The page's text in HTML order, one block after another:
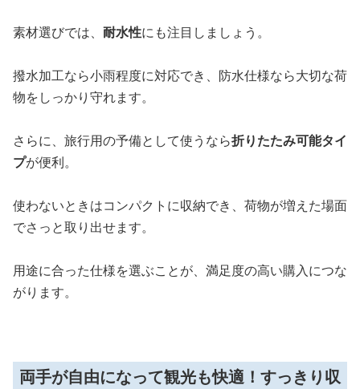
素材選びでは、 耐水性にも注目しましょう。
撥水加工なら小雨程度に対応でき、防水仕様なら大切な荷
物をしっかり守れます。
さらに、旅行用の予備として使うなら折りたたみ可能タイ
プが便利。
使わないときはコンパクトに収納でき、荷物が増えた場面
でさっと取り出せます。
用途に合った仕様を選ぶことが、満足度の高い購入につな
がります。
両手が自由になって観光も快適！すっきり収